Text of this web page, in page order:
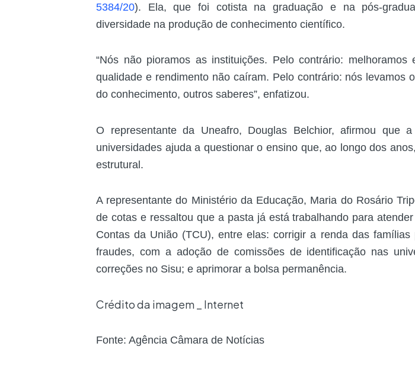
5384/20). Ela, que foi cotista na graduação e na pós-
diversidade na produção de conhecimento científico.
“Nós não pioramos as instituições. Pelo contrário:
qualidade e rendimento não caíram. Pelo contrário: nós levamos
do conhecimento, outros saberes”, enfatizou.
O representante da Uneafro, Douglas Belchior, afirmou que
universidades ajuda a questionar o ensino que, ao longo dos
estrutural.
A representante do Ministério da Educação, Maria do Rosário
de cotas e ressaltou que a pasta já está trabalhando para
Contas da União (TCU), entre elas: corrigir a renda das
fraudes, com a adoção de comissões de identificação nas
correções no Sisu; e aprimorar a bolsa permanência.
Crédito da imagem _ Internet
Fonte: Agência Câmara de Notícias